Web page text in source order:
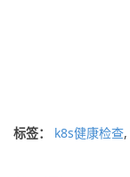
标签： k8s健康检查,